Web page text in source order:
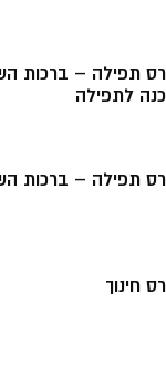
תפילה – ברכות
לתפילה
תפילה – ברכות
חינוך